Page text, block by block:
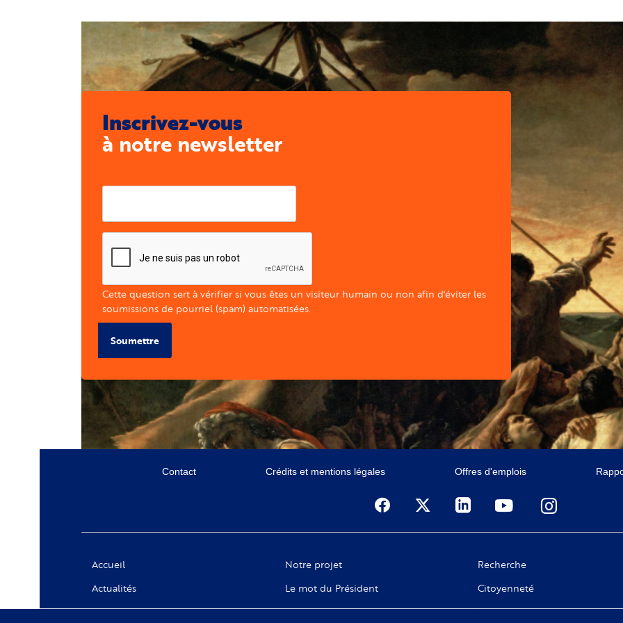
Inscrivez-vous
à notre newsletter
Cette question sert à vérifier si vous êtes un visiteur humain ou non afin d'éviter les
soumissions de pourriel (spam) automatisées.
Soumettre
Contact Crédits et mentions légales Offres d'emplois
Accueil
Actualités
Appels à projets
Notre projet
Le mot du Président
Message de C. Taubira
Recherche
Citoyenneté
Numérique